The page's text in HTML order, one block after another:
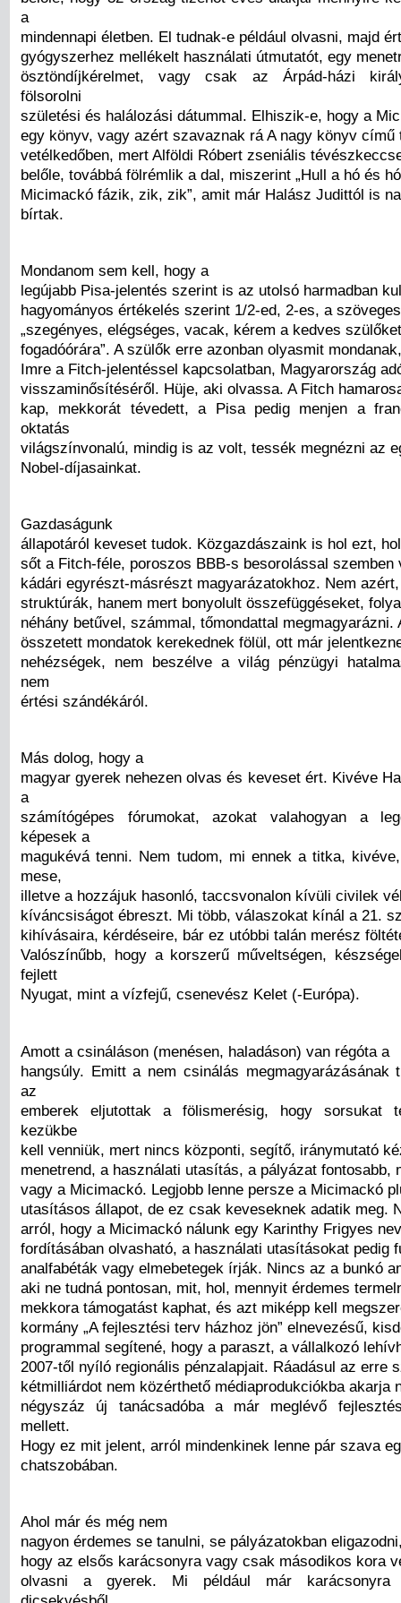
a
mindennapi életben. El tudnak-e például olvasni, majd
gyógyszerhez mellékelt használati útmutatót, egy
ösztöndíjkérelmet, vagy csak az Árpád-házi
fölsorolni
születési és halálozási dátummal. Elhiszik-e, hogy a
egy könyv, vagy azért szavaznak rá A nagy könyv című
vetélkedőben, mert Alföldi Róbert zseniális
belőle, továbbá fölrémlik a dal, miszerint „Hull a hó és
Micimackó fázik, zik, zik”, amit már Halász Judittól is
bírtak.
Mondanom sem kell, hogy a
legújabb Pisa-jelentés szerint is az utolsó harmadban
hagyományos értékelés szerint 1/2-ed, 2-es, a
„szegényes, elégséges, vacak, kérem a kedves
fogadóórára”. A szülők erre azonban olyasmit
Imre a Fitch-jelentéssel kapcsolatban, Magyarország
visszaminősítéséről. Hüje, aki olvassa. A Fitch
kap, mekkorát tévedett, a Pisa pedig menjen a
oktatás
világszínvonalú, mindig is az volt, tessék megnézni az
Nobel-díjasainkat.
Gazdaságunk
állapotáról keveset tudok. Közgazdászaink is hol ezt,
sőt a Fitch-féle, poroszos BBB-s besorolással szemben
kádári egyrészt-másrészt magyarázatokhoz. Nem
struktúrák, hanem mert bonyolult összefüggéseket,
néhány betűvel, számmal, tőmondattal megmagyarázni.
összetett mondatok kerekednek fölül, ott már
nehézségek, nem beszélve a világ pénzügyi
nem
értési szándékáról.
Más dolog, hogy a
magyar gyerek nehezen olvas és keveset ért. Kivéve
a
számítógépes fórumokat, azokat valahogyan a
képesek a
magukévá tenni. Nem tudom, mi ennek a titka,
mese,
illetve a hozzájuk hasonló, taccsvonalon kívüli civilek
kíváncsiságot ébreszt. Mi több, válaszokat kínál a 21.
kihívásaira, kérdéseire, bár ez utóbbi talán merész
Valószínűbb, hogy a korszerű műveltségen,
fejlett
Nyugat, mint a vízfejű, csenevész Kelet (-Európa).
Amott a csináláson (menésen, haladáson) van régóta a
hangsúly. Emitt a nem csinálás megmagyarázásának
az
emberek eljutottak a fölismerésig, hogy sorsukat
kezükbe
kell venniük, mert nincs központi, segítő, iránymutató
menetrend, a használati utasítás, a pályázat fontosabb,
vagy a Micimackó. Legjobb lenne persze a Micimackó
utasításos állapot, de ez csak keveseknek adatik meg.
arról, hogy a Micimackó nálunk egy Karinthy Frigyes
fordításában olvasható, a használati utasításokat pedig
analfabéták vagy elmebetegek írják. Nincs az a bunkó
aki ne tudná pontosan, mit, hol, mennyit érdemes
mekkora támogatást kaphat, és azt miképp kell
kormány „A fejlesztési terv házhoz jön” elnevezésű,
programmal segítené, hogy a paraszt, a vállalkozó
2007-től nyíló regionális pénzalapjait. Ráadásul az erre
kétmilliárdot nem közérthető médiaprodukciókba akarja
négyszáz új tanácsadóba a már meglévő
mellett.
Hogy ez mit jelent, arról mindenkinek lenne pár szava
chatszobában.
Ahol már és még nem
nagyon érdemes se tanulni, se pályázatokban
hogy az elsős karácsonyra vagy csak másodikos kora
olvasni a gyerek. Mi például már karácsonyra